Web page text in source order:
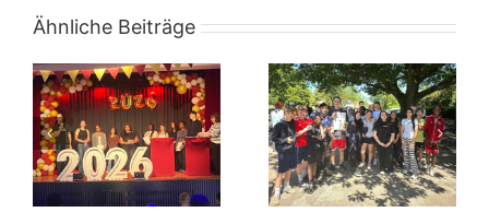
Ähnliche Beiträge